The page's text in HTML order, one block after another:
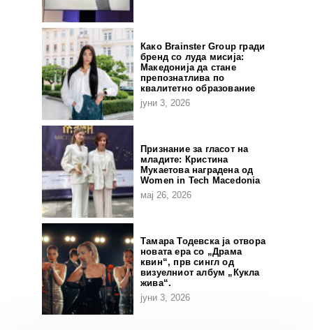
Како Brainster Group гради
бренд со луда мисија:
Македонија да стане
препознатлива по
квалитетно образование
јуни 3, 2026
Признание за гласот на
младите: Кристина
Мукаетова наградена од
Women in Tech Macedonia
мај 26, 2026
Тамара Тодевска ја отвора
новата ера со „Драма
квин“, прв сингл од
визуелниот албум „Кукла
жива“.
јуни 3, 2026